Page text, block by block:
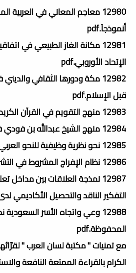
12980 معاجم المعاني في
أنموذجاَ.pdf
12981 مكانة الغاز الطبيعي في
الإتحاد الأوروبي.pdf
12982 مكة ودورها الثقافي
قبل الإسلام.pdf
12983 منهج التقويم في القرآن الكريم.pdf
12984 منهج الشيخ عبدالله بن فودي في التفسير.pdf
12985 نحو نظرية وظيفية للنحو العربي.pdf
12986 نظام الإفراج المشروط في التشريع الجزائري.pdf
12987 نمذجة العلاقات بين
التفكير الناقد والتحصيل الأكاديمي
12988 وعي واتجاه الأسر
المحفوظة.pdf
مع تمنيات " مكتبة لسان العرب "
الكرام بالقراءة الممتعة النافعة